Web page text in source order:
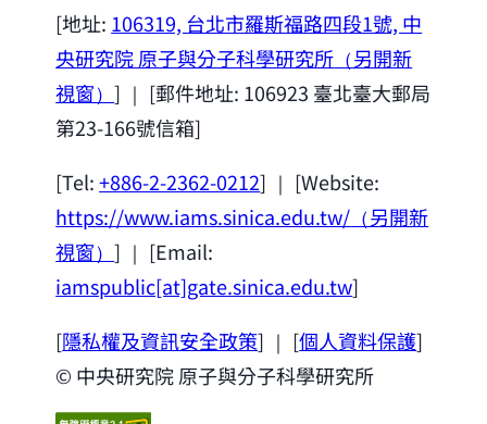
2026-07-14
[地址: 106319, 台北市羅斯福路四段1號, 中
央研究院 原子與分子科學研究所 （另開新
視窗）] ｜ [郵件地址: 106923 臺北臺大郵局
第23-166號信箱]
[Tel:+886-2-2362-0212] ｜ [Website:
https://www.iams.sinica.edu.tw/ （另開新
視窗）] ｜ [Email:
iamspublic[at]gate.sinica.edu.tw]
[隱私權及資訊安全政策] ｜ [個人資料保護]
© 中央研究院 原子與分子科學研究所